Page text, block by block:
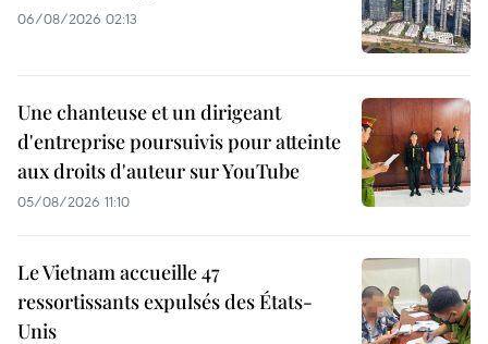
06/08/2026 02:13
Une chanteuse et un dirigeant
d'entreprise poursuivis pour atteinte
aux droits d'auteur sur YouTube
05/08/2026 11:10
Le Vietnam accueille 47
ressortissants expulsés des États-
Unis